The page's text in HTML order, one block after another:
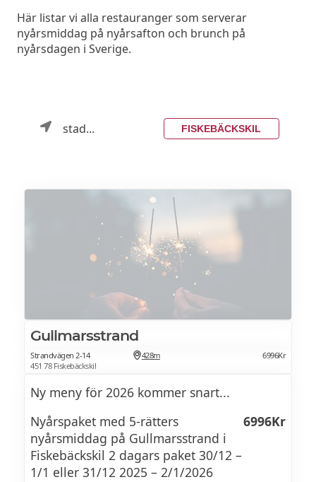
Här listar vi alla restauranger som serverar
nyårsmiddag på nyårsafton och brunch på
nyårsdagen i Sverige.
stad... FISKEBÄCKSKIL
Gullmarsstrand
Strandvägen 2-14
451 78 Fiskebäckskil
428m 6996Kr
Ny meny för 2026 kommer snart...
Nyårspaket med 5-rätters
nyårsmiddag på Gullmarsstrand i
Fiskebäckskil 2 dagars paket 30/12 –
1/1 eller 31/12 2025 – 2/1/2026
6996Kr